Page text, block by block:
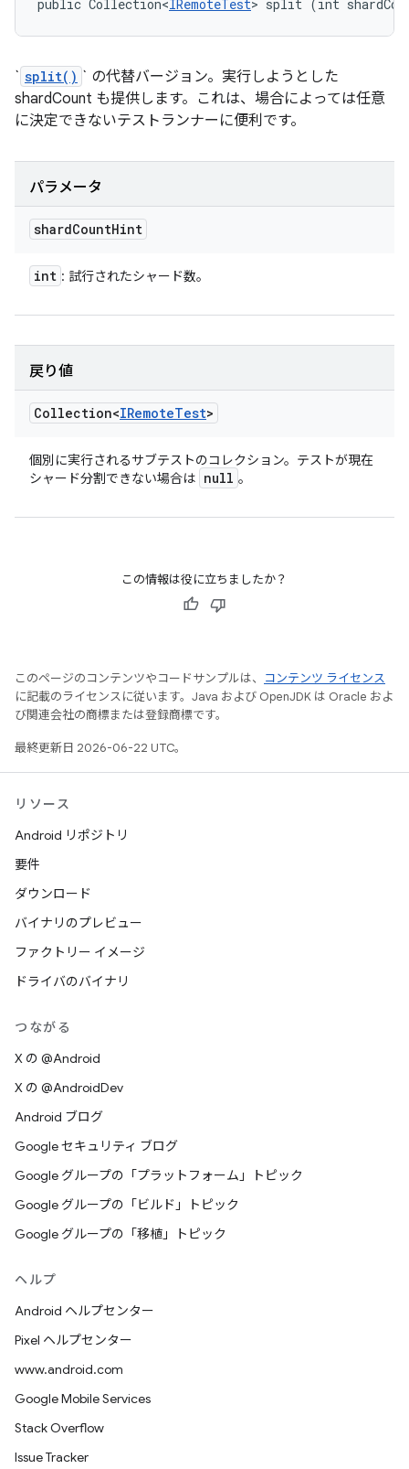
public Collection<IRemoteTest> split (int
` split() ` の代替バージョン。実行しようとした
shardCount も提供します。これは、場合によっては任意
に決定できないテストランナーに便利です。
パラメータ
shardCountHint
int : 試行されたシャード数。
戻り値
Collection<IRemoteTest>
個別に実行されるサブテストのコレクション。テストが現在
シャード分割できない場合は null 。
この情報は役に立ちましたか？
このページのコンテンツやコードサンプルは、
コンテンツ ライセンス
に記載のライセンスに従います。Java および OpenJDK は Oracle およ
び関連会社の商標または登録商標です。
最終更新日 2026-06-22 UTC。
リソース
Android リポジトリ
要件
ダウンロード
バイナリのプレビュー
ファクトリー イメージ
ドライバのバイナリ
つながる
X の @Android
X の @AndroidDev
Android ブログ
Google セキュリティ ブログ
Google グループの「プラットフォーム」トピック
Google グループの「ビルド」トピック
Google グループの「移植」トピック
ヘルプ
Android ヘルプセンター
Pixel ヘルプセンター
www.android.com
Google Mobile Services
Stack Overflow
Issue Tracker